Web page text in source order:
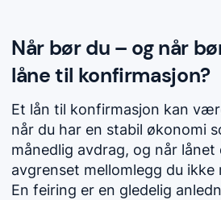
Når bør du – og når
låne til konfirmasjon?
Et lån til konfirmasjon kan
når du har en stabil økonomi
månedlig avdrag, og når lånet
avgrenset mellomlegg du ikke
En feiring er en gledelig